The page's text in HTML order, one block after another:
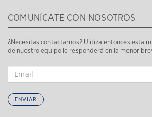
COMUNÍCATE CON NOSOTROS
¿Necesitas contactarnos? Ulitiza entonces esta
de nuestro equipo le responderá en la menor
ENVIAR